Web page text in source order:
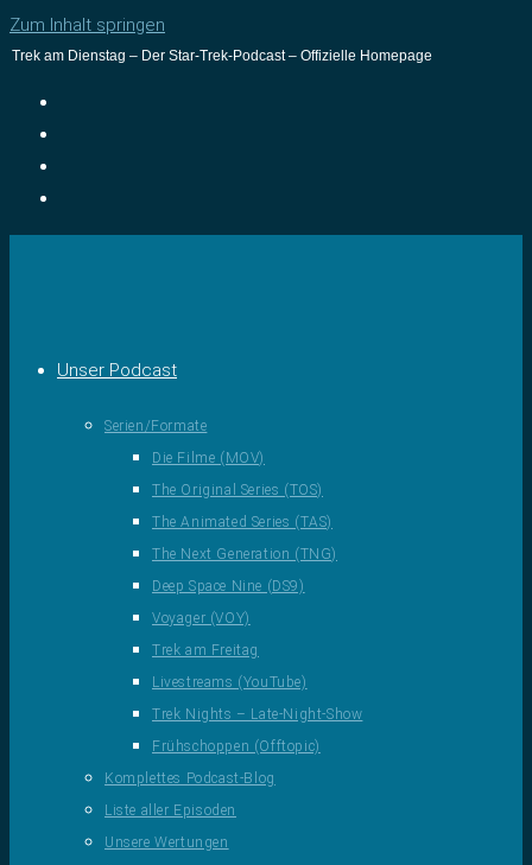
Zum Inhalt springen
Trek am Dienstag – Der Star-Trek-Podcast – Offizielle Homepage
Unser Podcast
Serien/Formate
Die Filme (MOV)
The Original Series (TOS)
The Animated Series (TAS)
The Next Generation (TNG)
Deep Space Nine (DS9)
Voyager (VOY)
Trek am Freitag
Livestreams (YouTube)
Trek Nights – Late-Night-Show
Frühschoppen (Offtopic)
Komplettes Podcast-Blog
Liste aller Episoden
Unsere Wertungen